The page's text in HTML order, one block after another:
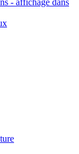
- affichage dans